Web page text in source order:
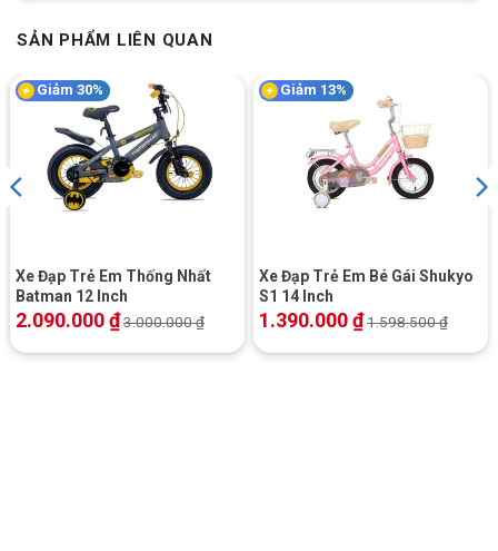
SẢN PHẨM LIÊN QUAN
Giảm 30%
Xe Đạp Trẻ Em Thống Nhất
Batman 12 Inch
2.090.000₫3.000.000₫
Giảm 13%
Xe Đạp Trẻ Em Bé Gái Shukyo
S1 14 Inch
1.390.000₫1.598.500₫